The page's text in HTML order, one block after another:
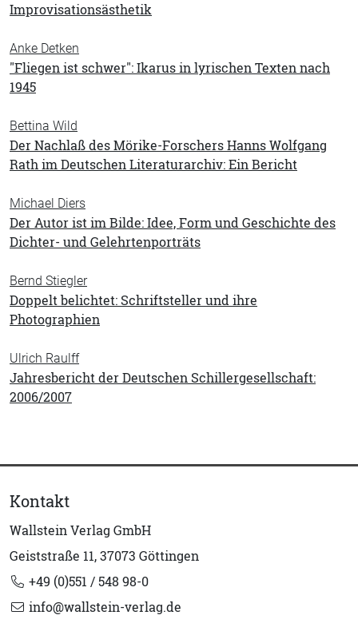
Improvisationsästhetik
Anke Detken
"Fliegen ist schwer": Ikarus in lyrischen Texten nach
1945
Bettina Wild
Der Nachlaß des Mörike-Forschers Hanns Wolfgang
Rath im Deutschen Literaturarchiv: Ein Bericht
Michael Diers
Der Autor ist im Bilde: Idee, Form und Geschichte des
Dichter- und Gelehrtenporträts
Bernd Stiegler
Doppelt belichtet: Schriftsteller und ihre
Photographien
Ulrich Raulff
Jahresbericht der Deutschen Schillergesellschaft:
2006/2007
Kontakt
Wallstein Verlag GmbH
Geiststraße 11, 37073 Göttingen
+49 (0)551 / 548 98-0
info@wallstein-verlag.de